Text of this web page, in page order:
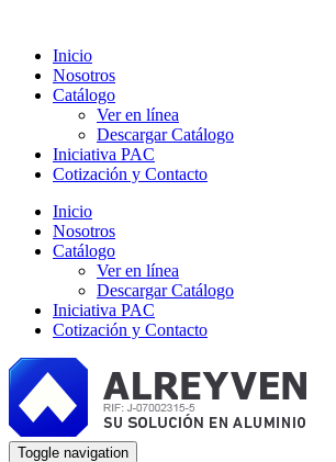
Inicio
Nosotros
Catálogo
Ver en línea
Descargar Catálogo
Iniciativa PAC
Cotización y Contacto
Inicio
Nosotros
Catálogo
Ver en línea
Descargar Catálogo
Iniciativa PAC
Cotización y Contacto
Toggle navigation